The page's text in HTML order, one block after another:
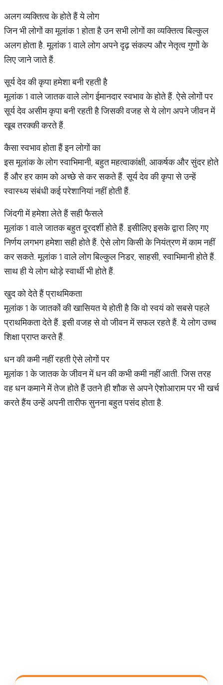
अलग व्यक्तित्व के होते हैं ये लोग
जिन भी लोगों का मूलांक 1 होता है उन सभी लोगों का व्यक्तित्व बिल्कुल
अलग होता है. मूलांक 1 वाले लोग अपने दृढ़ संकल्प और नेतृत्व गुणों के
लिए जाने जाते हैं.
सूर्य देव की कृपा हमेशा बनी रहती है
मूलांक 1 वाले जातक वाले लोग ईमानदार स्वभाव के होते हैं. ऐसे लोगों पर
सूर्य देव असीम कृपा बनी रहती है जिसकी वजह से ये लोग अपने जीवन में
खूब तरक्की करते हैं.
कैसा स्वभाव होता हैं इन लोगों का
इस मूलांक के लोग स्वाभिमानी, बहुत महत्वाकांक्षी, आकर्षक और सुंदर होते
हैं और हर काम को अच्छे से कर सकते हैं. सूर्य देव की कृपा से उन्हें
स्वास्थ्य संबंधी कई परेशानियां नहीं होती हैं.
जिंदगी में हमेशा लेते हैं सही फैसले
मूलांक 1 वाले जातक बहुत दूरदर्शी होते हैं. इसीलिए इसके द्वारा लिए गए
निर्णय लगभग हमेशा सही होते हैं. ऐसे लोग किसी के नियंत्रण में काम नहीं
कर सकते. मूलांक 1 वाले लोग बिल्कुल निडर, साहसी, स्वाभिमानी होते हैं.
साथ ही ये लोग थोड़े स्वार्थी भी होते हैं.
खुद को देते हैं प्राथमिकता
मूलांक 1 के जातकों की खासियत ये होती है कि वो स्वयं को सबसे पहले
प्राथमिकता देते हैं. इसी वजह से वो जीवन में सफल रहते हैं. ये लोग उच्च
शिक्षा प्राप्त करते हैं.
धन की कमी नहीं रहती ऐसे लोगों पर
मूलांक 1 के जातक के जीवन में धन की कभी कमी नहीं आती. जिस तरह
वह धन कमाने में तेज होते हैं उतने ही शौक से अपने ऐशोआराम पर भी खर्च
करते हैंय उन्हें अपनी तारीफ सुनना बहुत पसंद होता है.